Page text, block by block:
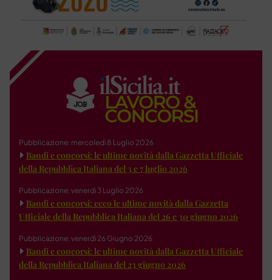
Pubblicazione: mercoledì 8 Luglio 2026
Bandi e concorsi: le ultime novità dalla Gazzetta Ufficiale
della Repubblica Italiana del 3 e 7 luglio 2026
Pubblicazione: venerdì 3 Luglio 2026
Bandi e concorsi: ecco le ultime novità dalla Gazzetta
Ufficiale della Repubblica Italiana del 26 e 30 giugno 2026
Pubblicazione: venerdì 26 Giugno 2026
Bandi e concorsi: le ultime novità dalla Gazzetta Ufficiale
della Repubblica Italiana del 23 giugno 2026